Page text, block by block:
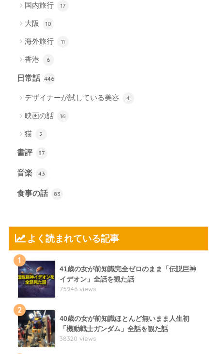
国内旅行 17
大阪 10
海外旅行 11
香港 6
日常話 446
デザイナーが試している美容 4
映画の話 16
猫 2
書評 87
音楽 43
食事の話 83
よく読まれている記事
1
41歳の女が前知識完全ゼロのまま「伝説巨神
イデオン」全話を観た話
75946 views
2
40歳の女が前知識ほとんど無いまま人生初
「機動戦士ガンダム」全話を観た話
38320 views